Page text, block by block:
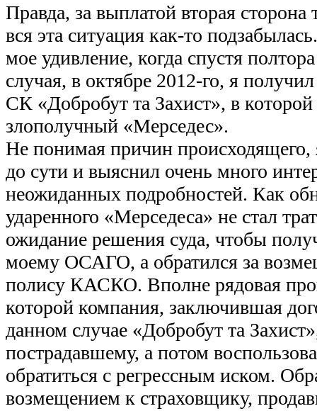
Правда, за выплатой вторая сторона
вся эта ситуация как-то
мое удивление, когда спустя
случая, в октябре 2012-го, я
СК «Добробут та Захист», в которой
злополучный «Мерседес».
Не понимая причин происходящего,
до сути и выяснил очень много
неожиданных подробностей. Как
ударенного «Мерседеса» не стал
ожидание решения суда, чтобы
моему ОСАГО, а обратился за
полису КАСКО. Вполне рядовая
которой компания, заключившая
данном случае «Добробут та
пострадавшему, а потом
обратиться с регрессным иском.
возмещением к страховщику,